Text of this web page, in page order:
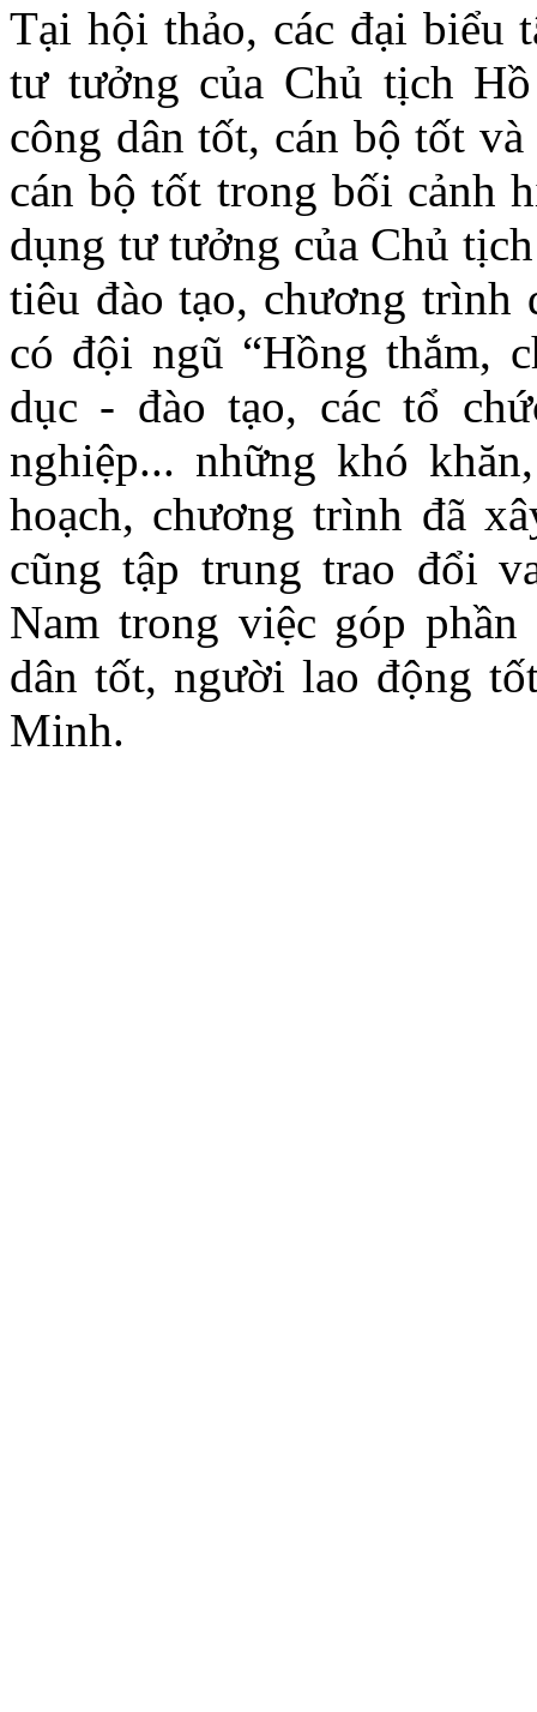
Tại hội thảo, các đại biểu
tư tưởng của Chủ tịch
công dân tốt, cán bộ tốt
cán bộ tốt trong bối cảnh
dụng tư tưởng của Chủ
tiêu đào tạo, chương trình
có đội ngũ “Hồng thắm,
dục - đào tạo, các tổ
nghiệp... những khó
hoạch, chương trình đã
cũng tập trung trao đổi
Nam trong việc góp
dân tốt, người lao động
Minh.